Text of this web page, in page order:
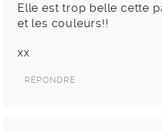
Elle est trop belle cette
et les couleurs!!
xx
RÉPONDRE